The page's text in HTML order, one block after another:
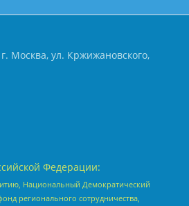
Москва, ул. Кржижановского,
Федерации:
Национальный Демократический
регионального сотрудничества,